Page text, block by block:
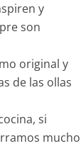
y
son
original y
de las ollas
si
mucho